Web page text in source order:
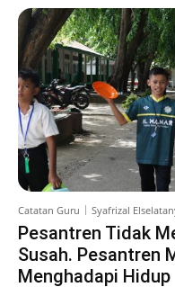
Catatan Guru Syafrizal
Pesantren Tidak
Susah. Pesantren
Menghadapi Hidup